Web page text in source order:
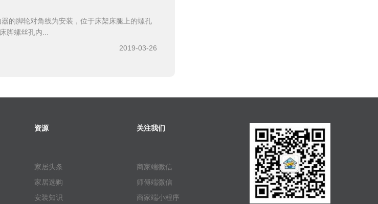
的脚轮对角线为安装，位于床架床腿上的螺孔
脚螺丝孔内...
2019-03-26
资源
家居头条
家居选购
安装知识
关注我们
商家端微信
师傅端微信
商家端小程序